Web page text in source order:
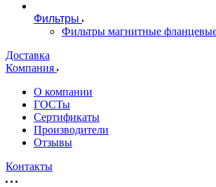
Фильтры
Фильтры магнитные
Доставка
Компания
О компании
ГОСТы
Сертификаты
Производители
Отзывы
Контакты